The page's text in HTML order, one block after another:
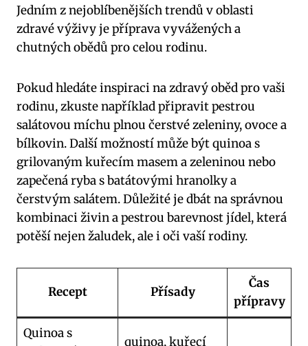
Jedním z nejoblíbenějších trendů v oblasti
zdravé‍ výživy je příprava vyvážených⁤ a ​
chutných obědů pro celou rodinu.
Pokud hledáte ⁣inspiraci⁣ na zdravý oběd pro vaši
rodinu, zkuste například připravit pestrou
salátovou míchu⁢ plnou čerstvé zeleniny, ‍ovoce a
bílkovin. Další⁣ možností‍ může být quinoa s
grilovaným kuřecím masem a​ zeleninou nebo
zapečená ryba ​s ⁤batátovými hranolky a ​
čerstvým salátem. Důležité je ​dbát na správnou
kombinaci živin ‍a pestrou barevnost jídel, která⁢
potěší‍ nejen⁢ žaludek, ‍ale i oči vaší rodiny.
Recept Přísady
Čas
přípravy
Quinoa s
quinoa, kuřecí‌